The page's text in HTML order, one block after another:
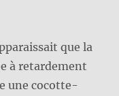
que la
à retardement
une cocotte-